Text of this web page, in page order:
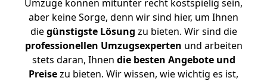
Umzüge können mitunter recht kostspielig sein,
aber keine Sorge, denn wir sind hier, um Ihnen
diegünstigste Lösung zu bieten. Wir sind die
professionellen Umzugsexperten und arbeiten
stets daran, Ihnen die besten Angebote und
Preisezu bieten. Wir wissen, wie wichtig es ist,